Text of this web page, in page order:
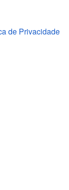
de Privacidade